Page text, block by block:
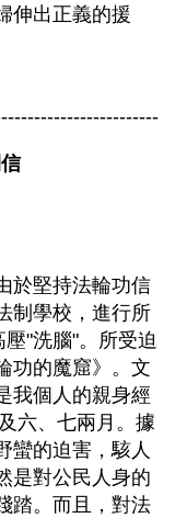
伸出正義的援
於堅持法輪功信
制學校，進行所
"洗腦"。所受迫
功的魔窟》。文
我個人的親身經
六、七兩月。據
蠻的迫害，駭人
是對公民人身的
踏。而且，對法